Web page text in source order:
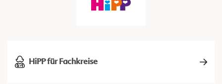
HiPP für Fachkreise